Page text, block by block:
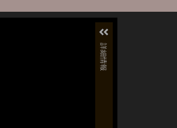
ト